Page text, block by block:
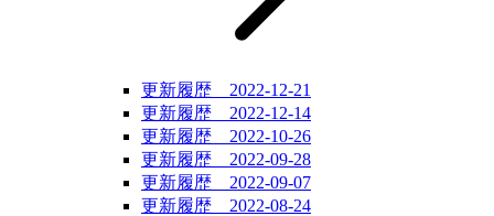
更新履歴 2022-12-21
更新履歴 2022-12-14
更新履歴 2022-10-26
更新履歴 2022-09-28
更新履歴 2022-09-07
更新履歴 2022-08-24